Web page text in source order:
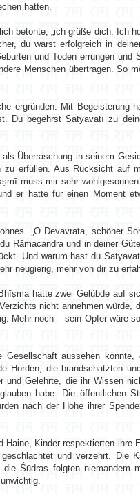
hatten.
betonte, „ich grüße dich. Ich
du warst erfolgreich in
und Toden errungen
Menschen übertragen. So
ergründen. Mit Begeisterung
Du begehrst Satyavatī zu
Überraschung in seinem
erfüllen. Aus Rücksicht auf
muss mir sehr
er hatte für einen Moment
„O Devavrata, schöner
Rāmacandra und in deiner
Und warum hast du
neugierig, mehr von dir zu
hatte zwei Gelübde auf
nicht annehmen würde,
Mehr noch – sein Opfer wäre
aussehen könnte,
Horden, die brandschatzten
Gelehrte, die ihr Wissen
habe. Die öffentlichen
nach der Höhe ihrer
Kinder respektierten ihre
und verzehrt. Die
Śūdras folgten niemandem